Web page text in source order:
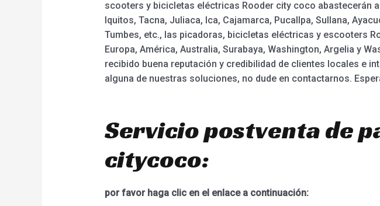
scooters y bicicletas eléctricas Rooder city coco abastecerán
Iquitos, Tacna, Juliaca, Ica, Cajamarca, Pucallpa, Sullana,
Tumbes, etc., las picadoras, bicicletas eléctricas y escooters
Europa, América, Australia, Surabaya, Washington, Argelia y
recibido buena reputación y credibilidad de clientes locales e
alguna de nuestras soluciones, no dude en contactarnos.
Servicio postventa de
citycoco:
por favor haga clic en el enlace a continuación: